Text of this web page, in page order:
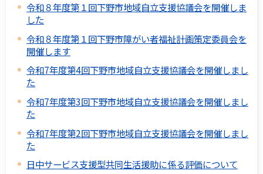
令和８年度第１回下野市地域自立支援協議会を開催しま
した
令和８年度第１回下野市障がい者福祉計画策定委員会を
開催します
令和7年度第4回下野市地域自立支援協議会を開催しまし
た
令和7年度第3回下野市地域自立支援協議会を開催しまし
た
令和7年度第2回下野市地域自立支援協議会を開催しまし
た
日中サービス支援型共同生活援助に係る評価について